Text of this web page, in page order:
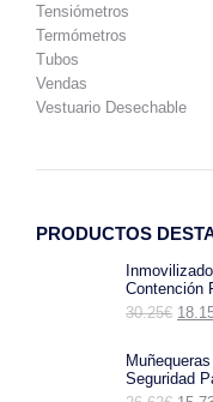
Tensiómetros
Termómetros
Tubos
Vendas
Vestuario Desechable
PRODUCTOS
Contención
30.25€ El
era:
Seguridad